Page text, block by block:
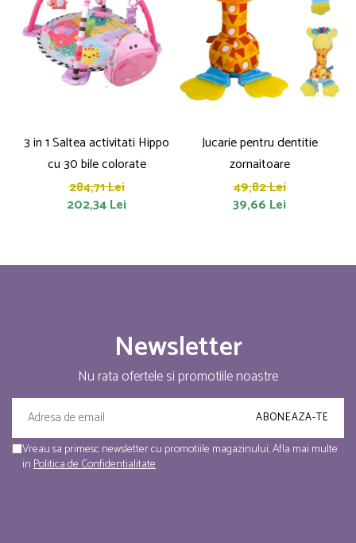
3 in 1 Saltea activitati Hippo
cu 30 bile colorate
284,71 Lei
202,34 Lei
Jucarie pentru dentitie
zornaitoare
49,82 Lei
39,66 Lei
Newsletter
Nu rata ofertele si promotiile noastre
Vreau sa primesc newsletter cu promotiile magazinului. Afla mai multe
inPolitica de Confidentialitate